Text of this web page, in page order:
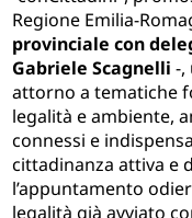
Regione Emilia-
provinciale con
Gabriele Scagnelli -,
attorno a tematiche
legalità e ambiente,
connessi e
cittadinanza attiva e
l’appuntamento
legalità già avviato